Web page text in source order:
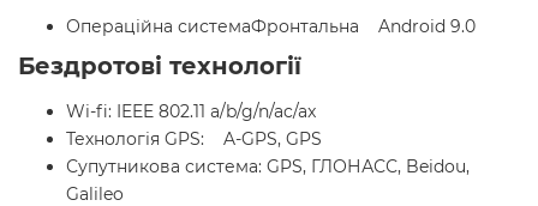
Операційна системаФронтальна Android 9.0
Бездротові технології
Wi-fi: IEEE 802.11 a/b/g/n/ac/ax
Технологія GPS: A-GPS, GPS
Супутникова система: GPS, ГЛОНАСС, Beidou,
Galileo